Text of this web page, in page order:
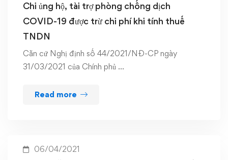
Chi ủng hộ, tài trợ phòng chống dịch
COVID-19 được trừ chi phí khi tính thuế
TNDN
Căn cứ Nghị định số 44/2021/NĐ-CP ngày
31/03/2021 của Chính phủ …
Read more
06/04/2021